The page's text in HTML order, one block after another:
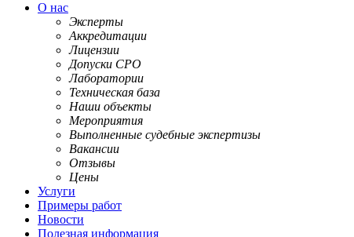
О нас
Эксперты
Аккредитации
Лицензии
Допуски СРО
Лаборатории
Техническая база
Наши объекты
Мероприятия
Выполненные судебные экспертизы
Вакансии
Отзывы
Цены
Услуги
Примеры работ
Новости
Полезная информация